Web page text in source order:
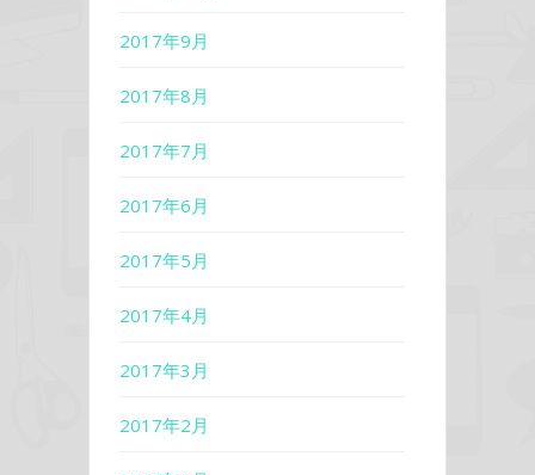
2017年9月
2017年8月
2017年7月
2017年6月
2017年5月
2017年4月
2017年3月
2017年2月